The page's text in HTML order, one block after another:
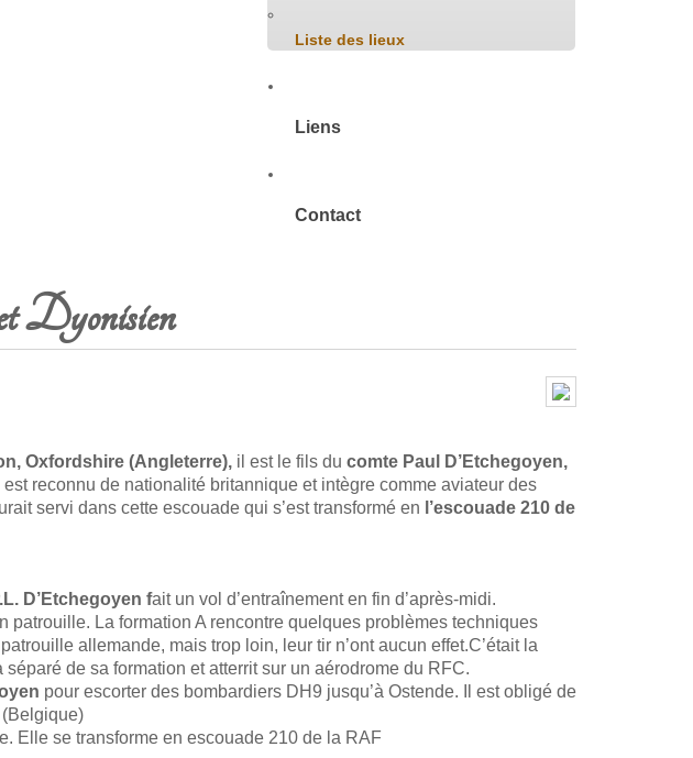
Liste des lieux
Liens
Contact
Dyonisien
Oxfordshire (Angleterre), il est le fils du comte Paul D’Etchegoyen,
est reconnu de nationalité britannique et intègre comme aviateur des
servi dans cette escouade qui s’est transformé en l’escouade 210 de
D’Etchegoyen fait un vol d’entraînement en fin d’après-midi.
patrouille. La formation A rencontre quelques problèmes techniques
allemande, mais trop loin, leur tir n’ont aucun effet.C’était la
de sa formation et atterrit sur un aérodrome du RFC.
pour escorter des bombardiers DH9 jusqu’à Ostende. Il est obligé de
Elle se transforme en escouade 210 de la RAF